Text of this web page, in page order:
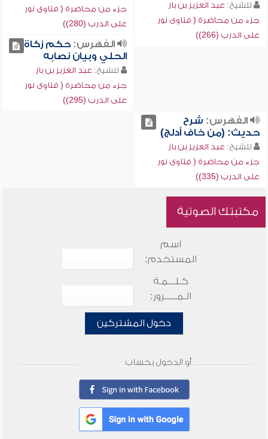
للشيخ: عبد العزيز بن باز
جزء من محاضرة ( فتاوى نور
على الدرب (266))
جزء من محاضرة ( فتاوى نور
على الدرب (280))
الفهرس:حكم زكاة
الحلي وبيان نصابه
للشيخ: عبد العزيز بن باز
جزء من محاضرة ( فتاوى نور
على الدرب (295))
الفهرس: شرح
حديث: (من خاف أدلج)
للشيخ: عبد العزيز بن باز
جزء من محاضرة ( فتاوى نور
على الدرب (335))
مكتبتك الصوتية
اسم
المستخدم:
كـلـــمـة
الـمـــــرور:
دخول المشتركين
أو الدخول بحساب